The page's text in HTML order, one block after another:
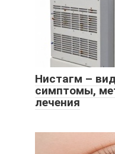
Нистагм –
симптомы,
лечения